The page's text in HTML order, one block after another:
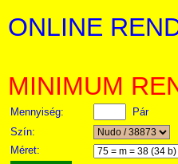
ONLINE
MINIMUM
Mennyiség:
Pár
Szín:
Méret: